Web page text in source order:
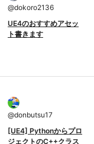
@dokoro2136
UE4のおすすめアセッ
ト書きます
@donbutsu17
[UE4] Pythonからプロ
ジェクトのC++クラス